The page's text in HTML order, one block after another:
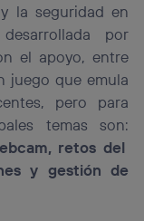
la seguridad en
por
el apoyo, entre
juego que emula
pero para
temas son:
retos del
y gestión de